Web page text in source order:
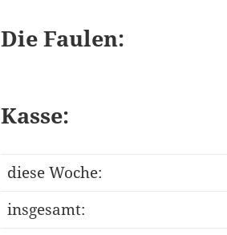
Die Faulen:
Kasse:
diese Woche:
insgesamt: